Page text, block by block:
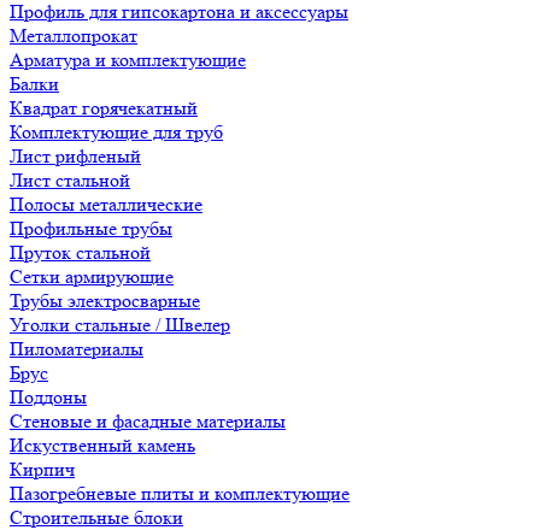
Профиль для гипсокартона и аксессуары
Металлопрокат
Арматура и комплектующие
Балки
Квадрат горячекатный
Комплектующие для труб
Лист рифленый
Лист стальной
Полосы металлические
Профильные трубы
Пруток стальной
Сетки армирующие
Трубы электросварные
Уголки стальные / Швелер
Пиломатериалы
Брус
Поддоны
Стеновые и фасадные материалы
Искуственный камень
Кирпич
Пазогребневые плиты и комплектующие
Строительные блоки